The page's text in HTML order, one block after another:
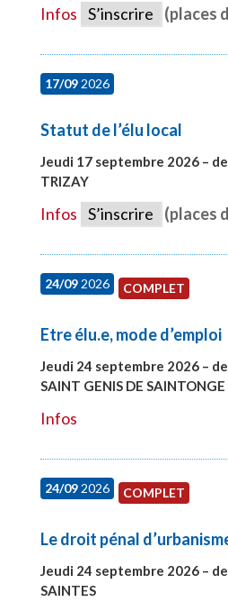
Infos S’inscrire (places
17/092026
Statut de l’élu local
Jeudi 17 septembre 2026 –
TRIZAY
Infos S’inscrire (places
24/092026 COMPLET
Etre élu.e, mode d’emploi
Jeudi 24 septembre 2026 –
SAINT GENIS DE SAINTONGE
Infos
24/092026 COMPLET
Le droit pénal
Jeudi 24 septembre 2026 –
SAINTES